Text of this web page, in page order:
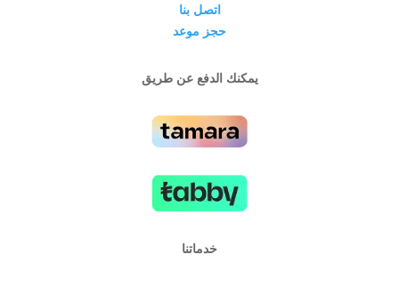
اتصل بنا
حجز موعد
يمكنك الدفع عن طريق
خدماتنا